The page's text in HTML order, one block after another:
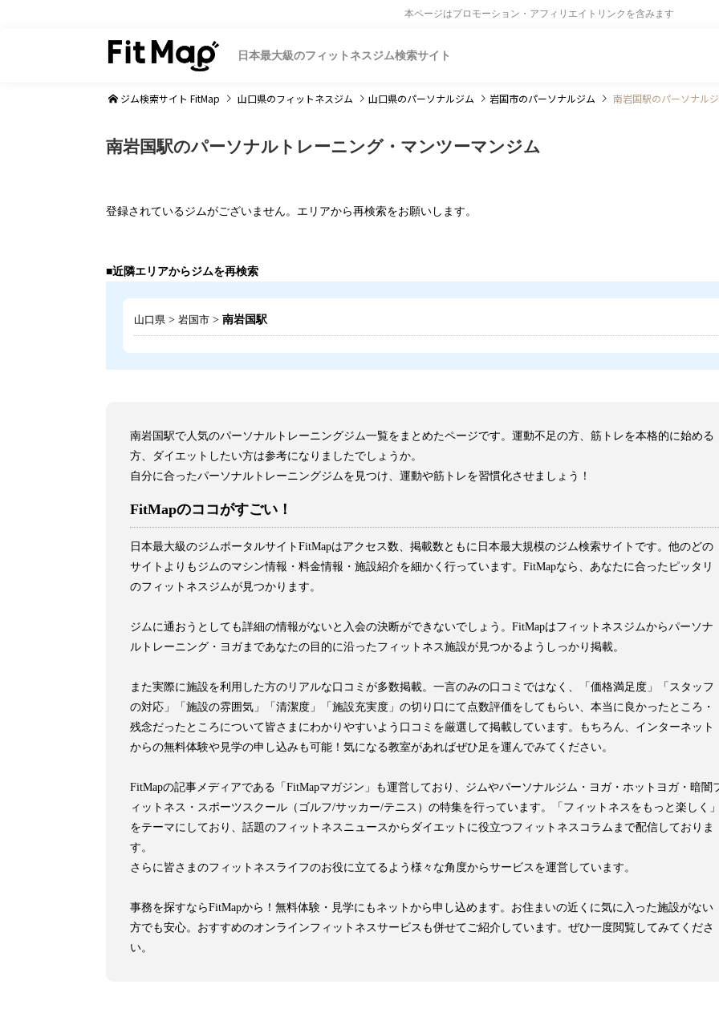
本ページはプロモーション・アフィリエイトリンクを含みます
日本最大級のフィットネスジム検索サイト
ジム検索サイト FitMap 山口県のフィットネスジム 山口県のパーソナルジム 岩国市のパーソナルジム 南岩国駅のパーソナル
南岩国駅のパーソナルトレーニング・マンツーマンジム
登録されているジムがございません。エリアから再検索をお願いします。
■近隣エリアからジムを再検索
山口県 > 岩国市 > 南岩国駅
南岩国駅で人気のパーソナルトレーニングジム一覧をまとめたページです。運動不足の方、筋トレを本格的に始める
方、ダイエットしたい方は参考になりましたでしょうか。
自分に合ったパーソナルトレーニングジムを見つけ、運動や筋トレを習慣化させましょう！
FitMapのココがすごい！
日本最大級のジムポータルサイトFitMapはアクセス数、掲載数ともに日本最大規模のジム検索サイトです。他のどの
サイトよりもジムのマシン情報・料金情報・施設紹介を細かく行っています。FitMapなら、あなたに合ったピッタリ
のフィットネスジムが見つかります。
ジムに通おうとしても詳細の情報がないと入会の決断ができないでしょう。FitMapはフィットネスジムからパーソナ
ルトレーニング・ヨガまであなたの目的に沿ったフィットネス施設が見つかるようしっかり掲載。
また実際に施設を利用した方のリアルな口コミが多数掲載。一言のみの口コミではなく、「価格満足度」「スタッフ
の対応」「施設の雰囲気」「清潔度」「施設充実度」の切り口にて点数評価をしてもらい、本当に良かったところ・
残念だったところについて皆さまにわかりやすいよう口コミを厳選して掲載しています。もちろん、インターネット
からの無料体験や見学の申し込みも可能！気になる教室があればぜひ足を運んでみてください。
FitMapの記事メディアである「FitMapマガジン」も運営しており、ジムやパーソナルジム・ヨガ・ホットヨガ・暗闇
ィットネス・スポーツスクール（ゴルフ/サッカー/テニス）の特集を行っています。「フィットネスをもっと楽しく
をテーマにしており、話題のフィットネスニュースからダイエットに役立つフィットネスコラムまで配信しておりま
す。
さらに皆さまのフィットネスライフのお役に立てるよう様々な角度からサービスを運営しています。
事務を探すならFitMapから！無料体験・見学にもネットから申し込めます。お住まいの近くに気に入った施設がない
方でも安心。おすすめのオンラインフィットネスサービスも併せてご紹介しています。ぜひ一度閲覧してみてくださ
い。